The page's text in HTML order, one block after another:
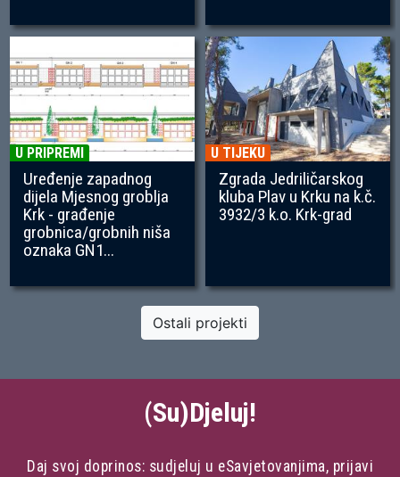
U PRIPREMI
Uređenje zapadnog
dijela Mjesnog groblja
Krk - građenje
grobnica/grobnih niša
oznaka GN1...
U TIJEKU
Zgrada Jedriličarskog
kluba Plav u Krku na k.č.
3932/3 k.o. Krk-grad
Ostali projekti
(Su)Djeluj!
Daj svoj doprinos: sudjeluj u eSavjetovanjima, prijavi